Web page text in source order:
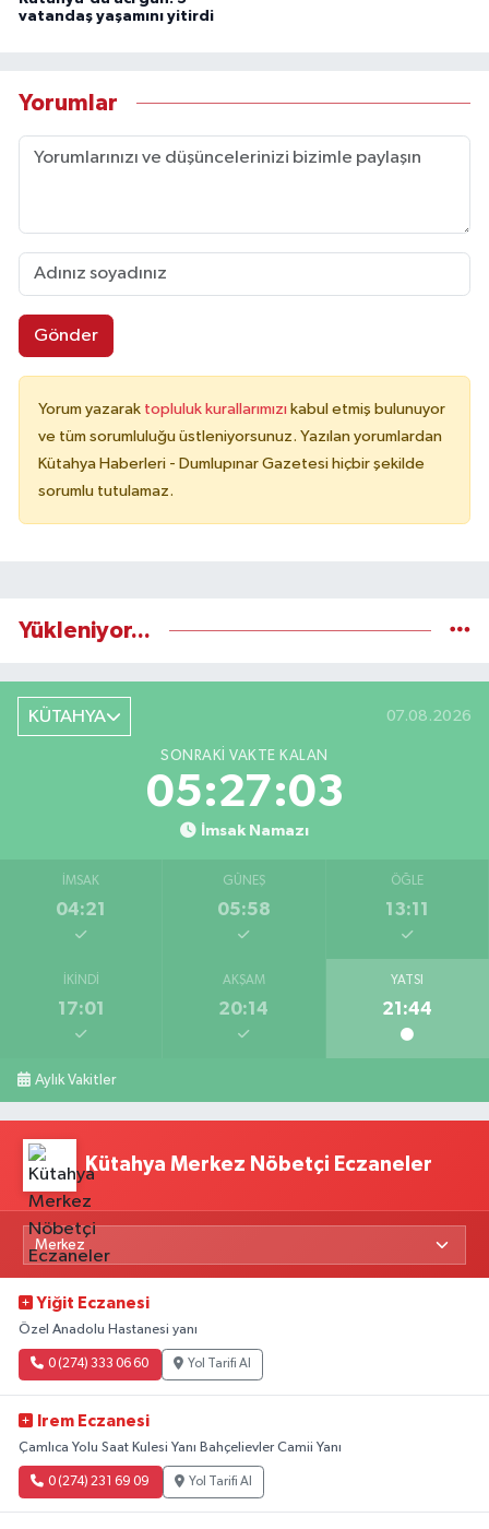
vatandaş yaşamını yitirdi
Yorumlar
Gönder
Yorum yazarak topluluk kurallarımızı kabul etmiş bulunuyor
ve tüm sorumluluğu üstleniyorsunuz. Yazılan yorumlardan
Kütahya Haberleri - Dumlupınar Gazetesi hiçbir şekilde
sorumlu tutulamaz.
Yükleniyor...
KÜTAHYA 07.08.2026
SONRAKI VAKTE KALAN
05:27:03
İmsak Namazı
İMSAK
04:21
GÜNEŞ
05:58
ÖĞLE
13:11
İKINDI
17:01
AKŞAM
20:14
YATSI
21:44
Aylık Vakitler
Kütahya Merkez Nöbetçi Eczaneler
Yiğit Eczanesi
Özel Anadolu Hastanesi yanı
0 (274) 333 06 60 Yol Tarifi Al
Irem Eczanesi
Çamlıca Yolu Saat Kulesi Yanı Bahçelievler Camii Yanı
0 (274) 231 69 09 Yol Tarifi Al